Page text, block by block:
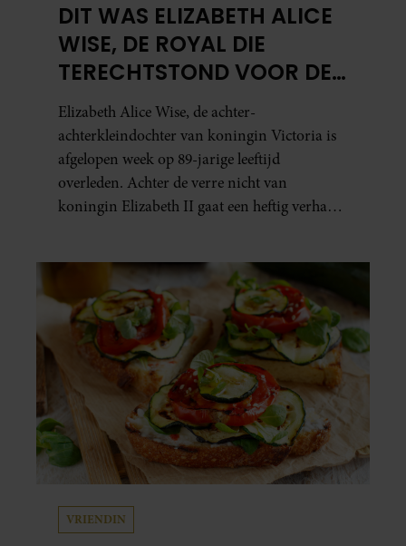
DIT WAS ELIZABETH ALICE
WISE, DE ROYAL DIE
TERECHTSTOND VOOR DE
DOOD VAN HAAR BABY
Elizabeth Alice Wise, de achter-
achterkleindochter van koningin Victoria is
afgelopen week op 89-jarige leeftijd
overleden. Achter de verre nicht van
koningin Elizabeth II gaat een heftig verhaal
VRIENDIN